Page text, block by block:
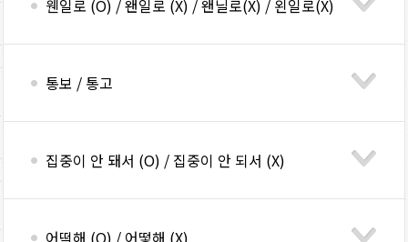
웬일로 (O) / 왠일로 (X) / 왠닐로(X) / 왼일로(X)
통보 / 통고
집중이 안 돼서 (O) / 집중이 안 되서 (X)
어떡해 (O) / 어떻해 (X)